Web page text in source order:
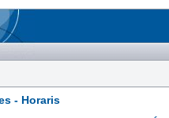
- Horaris